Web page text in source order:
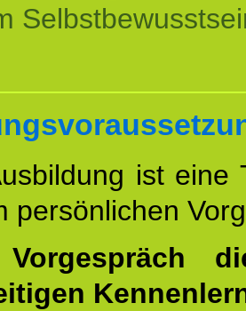
ist eine
persönlichen
Vorgespräch